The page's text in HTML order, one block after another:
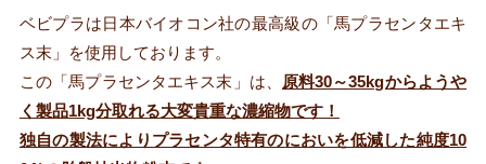
ベビプラは日本バイオコン社の最高級の「馬プラセンタエキ
ス末」を使用しております。
この「馬プラセンタエキス末」は、
原料30～35kgからようや
く製品1kg分取れる大変貴重な濃縮物です！
独自の製法によりプラセンタ特有のにおいを低減した純度10